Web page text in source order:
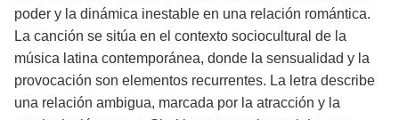
poder y la dinámica inestable en una relación romántica.
La canción se sitúa en el contexto sociocultural de la
música latina contemporánea, donde la sensualidad y la
provocación son elementos recurrentes. La letra describe
una relación ambigua, marcada por la atracción y la